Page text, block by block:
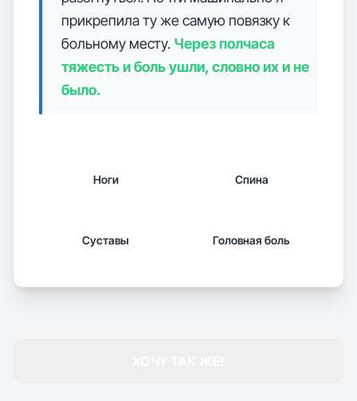
прикрепила ту же самую повязку к
больному месту. Через полчаса
тяжесть и боль ушли, словно их и не
было.
Ноги Спина
Суставы Головная боль